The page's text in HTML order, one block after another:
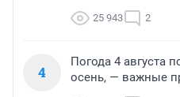
25 943 2
4
Погода 4 августа
осень, — важные